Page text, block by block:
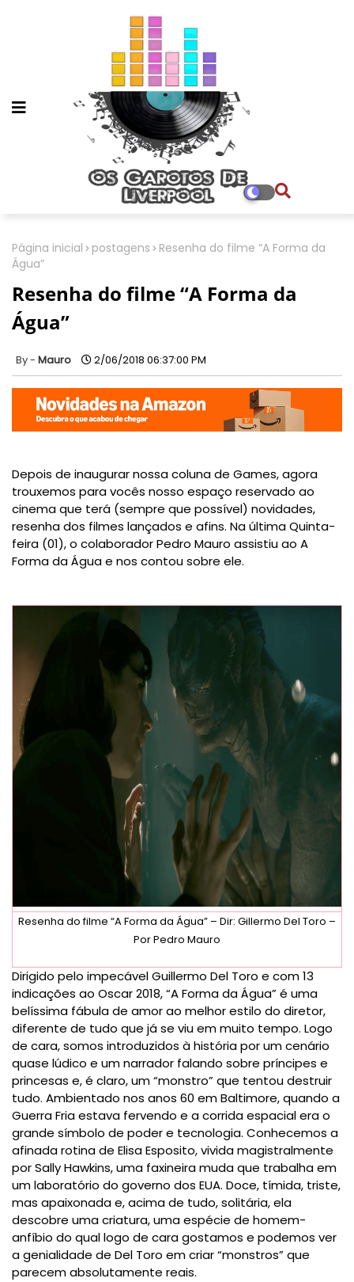
Página inicial postagens
Resenha do filme “A Forma da
Água”
Resenha do filme “A Forma da
Água”
Mauro 2/06/2018 06:37:00 PM
Depois de inaugurar nossa coluna de Games, agora
trouxemos para vocês nosso espaço reservado ao
cinema que terá (sempre que possível) novidades,
resenha dos filmes lançados e afins. Na última Quinta-
feira (01), o colaborador Pedro Mauro assistiu ao A
Forma da Água e nos contou sobre ele.
Resenha do filme “A Forma da Água” – Dir: Gillermo Del Toro –
Por Pedro Mauro
Dirigido pelo impecável Guillermo Del Toro e com 13
indicações ao Oscar 2018, “A Forma da Água” é uma
belíssima fábula de amor ao melhor estilo do diretor,
diferente de tudo que já se viu em muito tempo. Logo
de cara, somos introduzidos à história por um cenário
quase lúdico e um narrador falando sobre príncipes e
princesas e, é claro, um “monstro” que tentou destruir
tudo. Ambientado nos anos 60 em Baltimore, quando a
Guerra Fria estava fervendo e a corrida espacial era o
grande símbolo de poder e tecnologia. Conhecemos a
afinada rotina de Elisa Esposito, vivida magistralmente
por Sally Hawkins, uma faxineira muda que trabalha em
um laboratório do governo dos EUA. Doce, tímida, triste,
mas apaixonada e, acima de tudo, solitária, ela
descobre uma criatura, uma espécie de homem-
anfíbio do qual logo de cara gostamos e podemos ver
a genialidade de Del Toro em criar “monstros” que
parecem absolutamente reais.